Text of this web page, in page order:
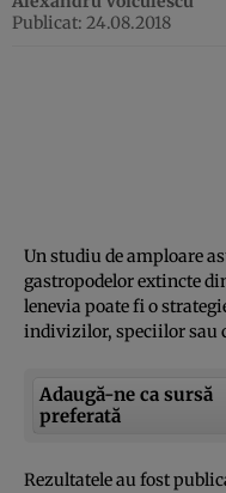
Publicat: 24.08.2018
Un studiu de amploare
gastropodelor extincte
lenevia poate fi o
indivizilor, speciilor sau
Adaugă-ne ca sursă
preferată
Rezultatele au fost